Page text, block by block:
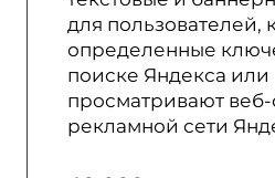
для пользователей,
определенные
поиске Яндекса или
просматривают веб-
рекламной сети